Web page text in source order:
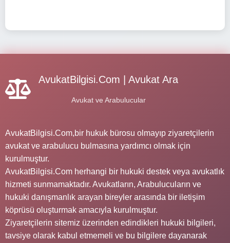
AvukatBilgisi.Com | Avukat Ara
Avukat ve Arabulucular
AvukatBilgisi.Com,bir hukuk bürosu olmayıp ziyaretçilerin
avukat ve arabulucu bulmasına yardımcı olmak için
kurulmuştur.
AvukatBilgisi.Com herhangi bir hukuki destek veya avukatlık
hizmeti sunmamaktadır. Avukatların, Arabulucuların ve
hukuki danışmanlık arayan bireyler arasında bir iletişim
köprüsü oluşturmak amacıyla kurulmuştur.
Ziyaretçilerin sitemiz üzerinden edindikleri hukuki bilgileri,
tavsiye olarak kabul etmemeli ve bu bilgilere dayanarak